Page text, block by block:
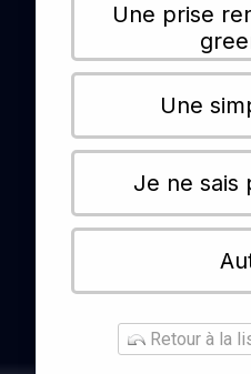
Une prise
Une
Je ne sais
Retour à la